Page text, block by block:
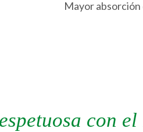
Mayor absorción
con